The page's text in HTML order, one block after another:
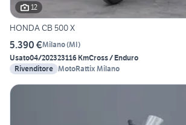
12
HONDA CB 500 X
5.390 €Milano(MI)
Usato04/202323116 KmCross / Enduro
Rivenditore MotoRattix Milano